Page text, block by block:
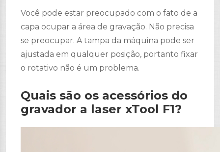
Você pode estar preocupado com o fato de a
capa ocupar a área de gravação. Não precisa
se preocupar. A tampa da máquina pode ser
ajustada em qualquer posição, portanto fixar
o rotativo não é um problema.
Quais são os acessórios do
gravador a laser xTool F1?